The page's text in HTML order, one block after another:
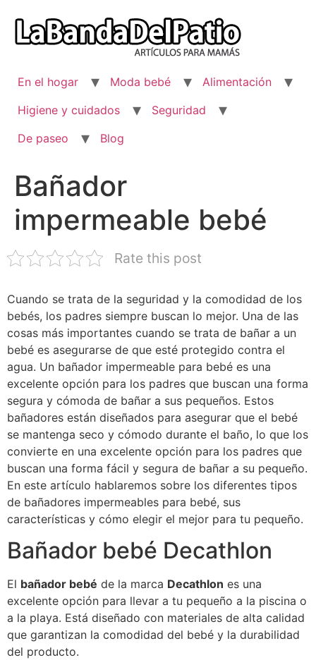
contenido
En el hogar Moda bebé
Alimentación
Higiene y cuidados
Seguridad
De paseo
Blog
Bañador
impermeable bebé
Rate this post
Cuando se trata de la seguridad y la comodidad de los
bebés, los padres siempre buscan lo mejor. Una de las
cosas más importantes cuando se trata de bañar a un
bebé es asegurarse de que esté protegido contra el
agua. Un bañador impermeable para bebé es una
excelente opción para los padres que buscan una forma
segura y cómoda de bañar a sus pequeños. Estos
bañadores están diseñados para asegurar que el bebé
se mantenga seco y cómodo durante el baño, lo que los
convierte en una excelente opción para los padres que
buscan una forma fácil y segura de bañar a su pequeño.
En este artículo hablaremos sobre los diferentes tipos
de bañadores impermeables para bebé, sus
características y cómo elegir el mejor para tu pequeño.
Bañador bebé Decathlon
El bañador bebé de la marca Decathlon es una
excelente opción para llevar a tu pequeño a la piscina o
a la playa. Está diseñado con materiales de alta calidad
que garantizan la comodidad del bebé y la durabilidad
del producto.